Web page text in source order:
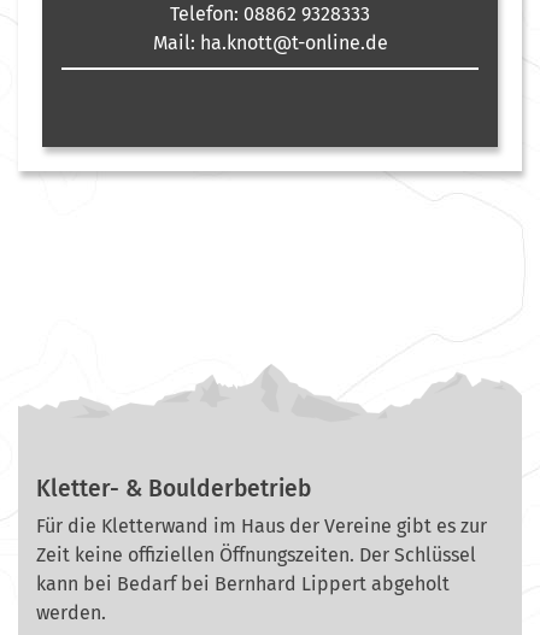
Telefon: 08862 9328333
Mail: ha.knott@t-online.de
Kletter- & Boulderbetrieb
Für die Kletterwand im Haus der Vereine gibt es zur
Zeit keine offiziellen Öffnungszeiten. Der Schlüssel
kann bei Bedarf bei Bernhard Lippert abgeholt
werden.